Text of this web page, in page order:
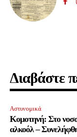
Για να εγγραφείτε, απλά
μας ή πατάτε το κουμπί
Έχω διαβάσει και
Διαβάστε
Αστυνομικά
Κομοτηνή: Στο
αλκοόλ –